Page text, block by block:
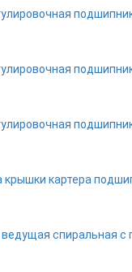
крышки картера
спиральная с